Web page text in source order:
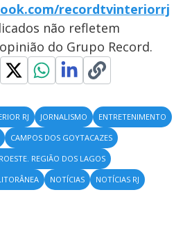
recordtvinteriorrj
não refletem
do Grupo Record.
RJ JORNALISMO
ENTRETENIMENTO
CAMPOS DOS GOYTACAZES
REGIÃO DOS LAGOS
NOTÍCIAS
NOTÍCIAS RJ